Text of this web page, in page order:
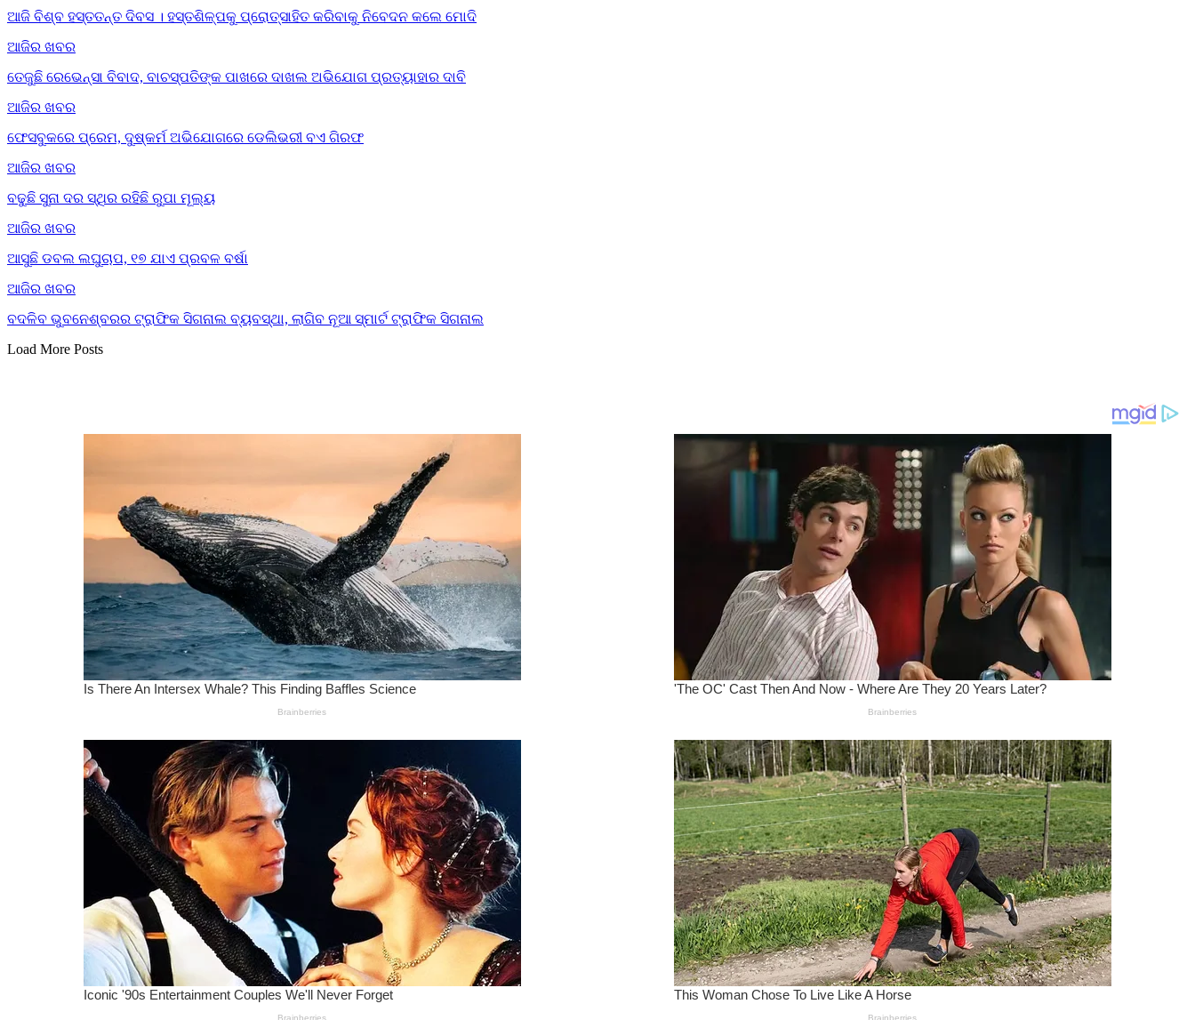
ଆଜି ବିଶ୍ବ ହସ୍ତତନ୍ତ ଦିବସ । ହସ୍ତଶିଳ୍ପକୁ ପ୍ରୋତ୍ସାହିତ କରିବାକୁ ନିବେଦନ କଲେ ମୋଦି
ଆଜିର ଖବର
ତେଜୁଛି ରେଭେନ୍ସା ବିବାଦ, ବାଚସ୍ପତିଙ୍କ ପାଖରେ ଦାଖଲ ଅଭିଯୋଗ ପ୍ରତ୍ୟାହାର ଦାବି
ଆଜିର ଖବର
ଫେସବୁକରେ ପ୍ରେମ, ଦୁଷ୍କର୍ମ ଅଭିଯୋଗରେ ଡେଲିଭରୀ ବଏ ଗିରଫ
ଆଜିର ଖବର
ବଢୁଛି ସୁନା ଦର ସ୍ଥିର ରହିଛି ରୁପା ମୂଲ୍ୟ
ଆଜିର ଖବର
ଆସୁଛି ଡବଲ ଲଘୁଚାପ, ୧୭ ଯାଏ ପ୍ରବଳ ବର୍ଷା
ଆଜିର ଖବର
ବଦଳିବ ଭୁବନେଶ୍ବରର ଟ୍ରାଫିକ ସିଗନାଲ ବ୍ୟବସ୍ଥା, ଲାଗିବ ନୂଆ ସ୍ମାର୍ଟ ଟ୍ରାଫିକ ସିଗନାଲ
Load More Posts